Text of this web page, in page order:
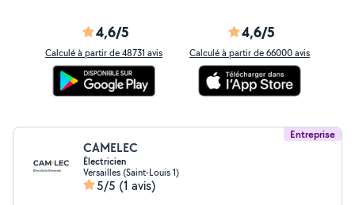
4,6/5
Calculé à partir de 48731 avis
4,6/5
Calculé à partir de 66000 avis
Entreprise
CAMELEC
Électricien
Versailles (Saint-Louis 1)
5/5 (1 avis)